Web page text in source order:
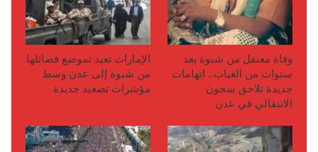
وفاة معتقل من شبوة بعد
سنوات من الغياب.. اتهامات
جديدة تلاحق سجون
الانتقالي في عدن
الإمارات تعيد تموضع فصائلها
من شبوة إلى عدن وسط
مؤشرات تصعيد جديدة